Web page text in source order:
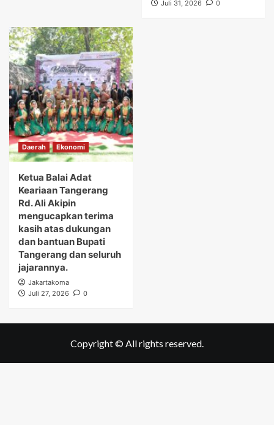
Juli 31, 2026
0
Daerah Ekonomi
Ketua Balai Adat
Keariaan Tangerang
Rd. Ali Akipin
mengucapkan terima
kasih atas dukungan
dan bantuan Bupati
Tangerang dan seluruh
jajarannya.
Jakartakoma
Juli 27, 2026
0
Copyright © All rights reserved.